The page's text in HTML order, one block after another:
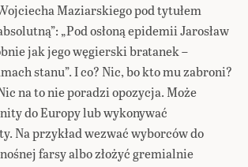
Maziarskiego pod tytułem
„Pod osłoną epidemii Jarosław
jak jego węgierski bratanek –
stanu”. I co? Nic, bo kto mu zabroni?
na to nie poradzi opozycja. Może
do Europy lub wykonywać
Na przykład wezwać wyborców do
farsy albo złożyć gremialnie